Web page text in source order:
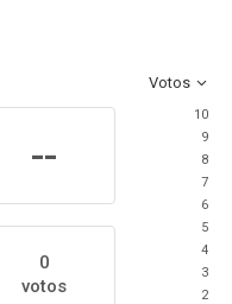
Votos
--
0
votos
10
9
8
7
6
5
4
3
2